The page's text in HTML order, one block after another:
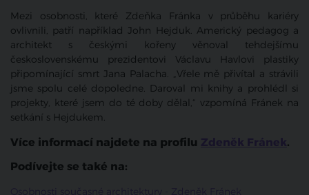
Mezi osobnosti, které Zdeňka Fránka v průběhu kariéry
ovlivnili, patří například John Hejduk. Americký pedagog a
architekt s českými kořeny věnoval tehdejšímu
československému prezidentovi Václavu Havlovi plastiky
připomínající smrt Jana Palacha. „Vřele mě přivítal a strávili
jsme spolu celé dopoledne. Daroval mi knihy a prohlédl si
projekty, které jsem do té doby dělal,“ vzpomíná Fránek na
setkání s Hejdukem.
Více informací najdete na profilu Zdeněk Fránek.
Podívejte se také na:
Osobnosti současné architektury - Zdeněk Fránek